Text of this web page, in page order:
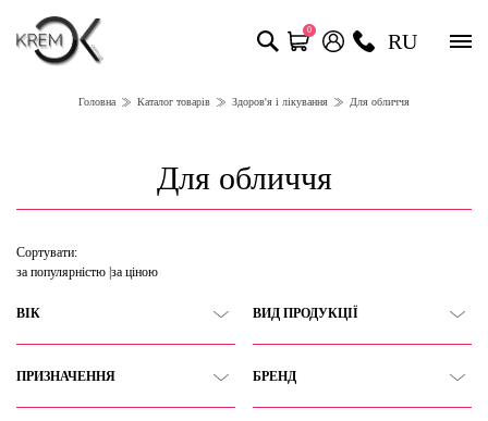
0 RU
Головна Каталог товарів Здоров'я і лікування Для обличчя
Для обличчя
Сортувати:
за популярністю за ціною
ВІК ВИД ПРОДУКЦІЇ
ПРИЗНАЧЕННЯ БРЕНД